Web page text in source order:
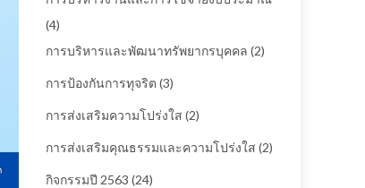
(4)
การบริหารและพัฒนาทรัพยากรบุคคล (2)
การป้องกันการทุจริต (3)
การส่งเสริมความโปร่งใส (2)
การส่งเสริมคุณธรรมและความโปร่งใส (2)
กิจกรรมปี 2563 (24)